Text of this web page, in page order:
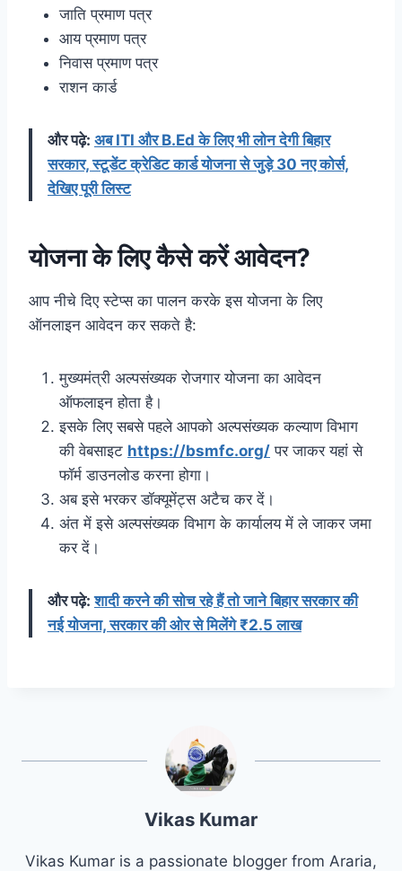
जाति प्रमाण पत्र
आय प्रमाण पत्र
निवास प्रमाण पत्र
राशन कार्ड
और पढ़े: अब ITI और B.Ed के लिए भी लोन देगी बिहार
सरकार, स्टूडेंट क्रेडिट कार्ड योजना से जुड़े 30 नए कोर्स,
देखिए पूरी लिस्ट
योजना के लिए कैसे करें आवेदन?
आप नीचे दिए स्टेप्स का पालन करके इस योजना के लिए
ऑनलाइन आवेदन कर सकते है:
मुख्यमंत्री अल्पसंख्यक रोजगार योजना का आवेदन
ऑफलाइन होता है।
इसके लिए सबसे पहले आपको अल्पसंख्यक कल्याण विभाग
की वेबसाइट https://bsmfc.org/ पर जाकर यहां से
फॉर्म डाउनलोड करना होगा।
अब इसे भरकर डॉक्यूमेंट्स अटैच कर दें।
अंत में इसे अल्पसंख्यक विभाग के कार्यालय में ले जाकर जमा
कर दें।
और पढ़े:शादी करने की सोच रहे हैं तो जाने बिहार सरकार की
नई योजना, सरकार की ओर से मिलेंगे ₹2.5 लाख
Vikas Kumar
Vikas Kumar is a passionate blogger from Araria,